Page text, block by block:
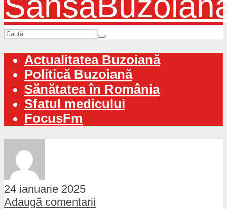
Actualitatea Buzoiană
Politică Buzoiană
Sănătatea în România
Sfatul medicului
FocusFm
24 ianuarie 2025
Adaugă comentarii